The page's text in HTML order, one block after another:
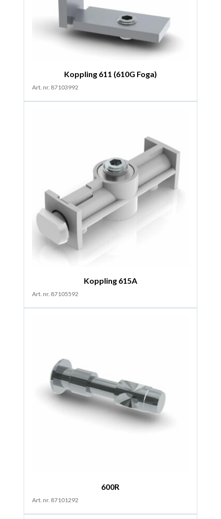
Koppling 611 (610G Foga)
Art. nr. 87103992
Koppling 615A
Art. nr. 87105592
600R
Art. nr. 87101292